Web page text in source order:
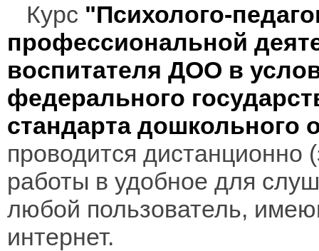
Курс "Психолого-
профессиональной
воспитателя ДОО в
федерального
стандарта
проводится дистанционно
работы в удобное для
любой пользователь,
интернет.